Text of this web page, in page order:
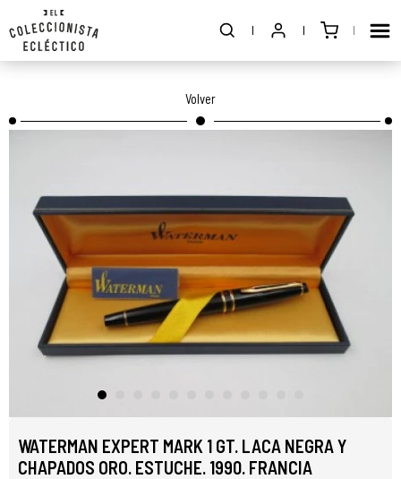
Volver
WATERMAN EXPERT MARK 1 GT. LACA NEGRA Y
CHAPADOS ORO. ESTUCHE. 1990. FRANCIA